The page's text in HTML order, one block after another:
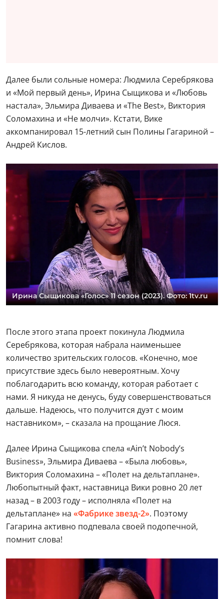
Далее были сольные номера: Людмила Серебрякова
и «Мой первый день», Ирина Сыщикова и «Любовь
настала», Эльмира Диваева и «The Best», Виктория
Соломахина и «Не молчи». Кстати, Вике
аккомпанировал 15-летний сын Полины Гагариной –
Андрей Кислов.
Ирина Сыщикова «Голос» 11 сезон (2023). Фото: 1tv.ru
После этого этапа проект покинула Людмила
Серебрякова, которая набрала наименьшее
количество зрительских голосов. «Конечно, мое
присутствие здесь было невероятным. Хочу
поблагодарить всю команду, которая работает с
нами. Я никуда не денусь, буду совершенствоваться
дальше. Надеюсь, что получится дуэт с моим
наставником», – сказала на прощание Люся.
Далее Ирина Сыщикова спела «Ain’t Nobody’s
Business», Эльмира Диваева – «Была любовь»,
Виктория Соломахина – «Полет на дельтаплане».
Любопытный факт, наставница Вики ровно 20 лет
назад – в 2003 году – исполняла «Полет на
дельтаплане» на «Фабрике звезд-2». Поэтому
Гагарина активно подпевала своей подопечной,
помнит слова!